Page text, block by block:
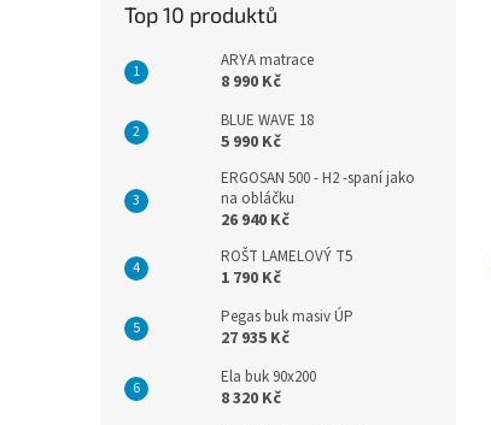
Top 10 produktů
ARYA matrace
8 990 Kč
BLUE WAVE 18
5 990 Kč
ERGOSAN 500 - H2 -spaní jako
na obláčku
26 940 Kč
ROŠT LAMELOVÝ T5
1 790 Kč
Pegas buk masiv ÚP
27 935 Kč
Ela buk 90x200
8 320 Kč